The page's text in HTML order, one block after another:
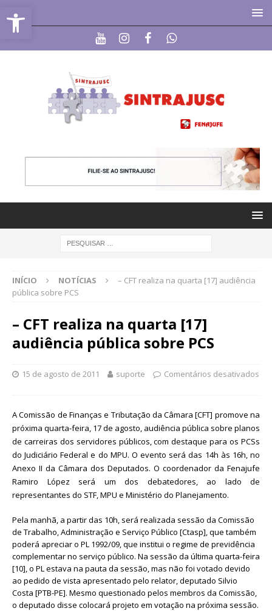
Abrir a barra de ferramentas
INÍCIO NOTÍCIAS
– CFT realiza na quarta [17] audiência
pública sobre PCS
– CFT realiza na quarta [17]
audiência pública sobre PCS
15 de agosto de 2011 suporte Comentários desativados
A Comissão de Finanças e Tributação da Câmara [CFT] promove na
próxima quarta-feira, 17 de agosto, audiência pública sobre planos
de carreiras dos servidores públicos, com destaque para os PCSs
do Judiciário Federal e do MPU. O evento será das 14h às 16h, no
Anexo II da Câmara dos Deputados. O coordenador da Fenajufe
Ramiro López será um dos debatedores, ao lado de
representantes do STF, MPU e Ministério do Planejamento.
Pela manhã, a partir das 10h, será realizada sessão da Comissão
de Trabalho, Administração e Serviço Público [Ctasp], que também
poderá apreciar o PL 1992/09, que institui o regime de previdência
complementar no serviço público. Na sessão da última quarta-feira
[10], o PL estava na pauta da sessão, mas não foi votado devido
ao pedido de vista apresentado pelo relator, deputado Silvio
Costa [PTB-PE]. Mesmo questionado pelos membros da Comissão,
o deputado disse colocará projeto em votação na próxima sessão.